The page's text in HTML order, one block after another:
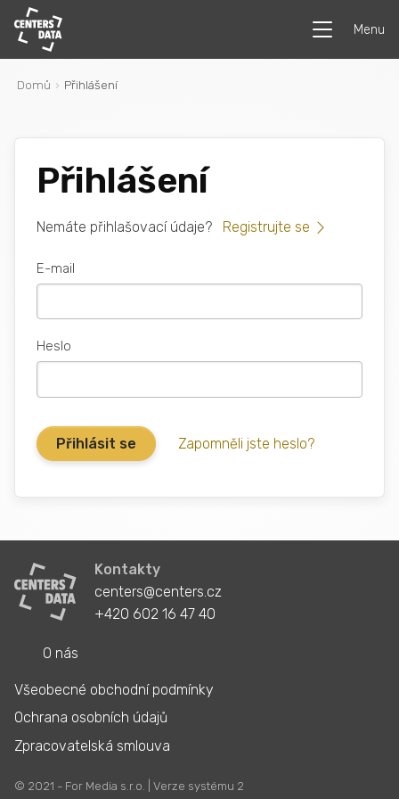
Menu
Domů Přihlášení
Přihlášení
Nemáte přihlašovací údaje? Registrujte se
E-mail
Heslo
Zapomněli jste heslo?
Kontakty
centers@centers.cz
+420 602 16 47 40
O nás
Všeobecné obchodní podmínky
Ochrana osobních údajů
Zpracovatelská smlouva
© 2021 - For Media s.r.o. | Verze systému 2